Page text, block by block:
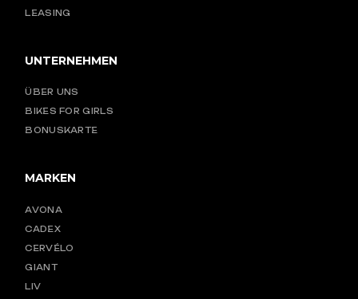
LEASING
UNTERNEHMEN
ÜBER UNS
BIKES FOR GIRLS
BONUSKARTE
MARKEN
AVONA
CADEX
CERVÉLO
GIANT
LIV